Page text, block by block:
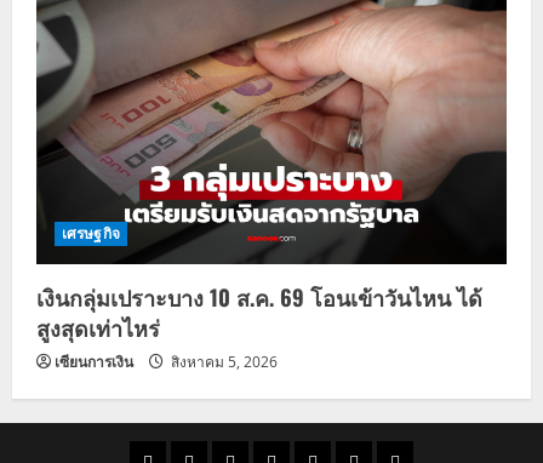
เศรษฐกิจ
เงินกลุ่มเปราะบาง 10 ส.ค. 69 โอนเข้าวันไหน ได้
สูงสุดเท่าไหร่
เซียนการเงิน สิงหาคม 5, 2026
ราคาแนว ข่าว ข่าว ดูด ที่ ผู้ชาย